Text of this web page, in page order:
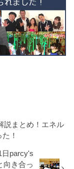
説まとめ！エネル
！
日parcy's
向き合っ